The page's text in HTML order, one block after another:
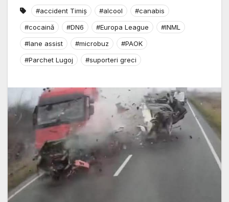
#accident Timiș #alcool
#canabis
#cocaină
#DN6 #Europa League
#INML
#lane assist
#microbuz
#PAOK
#Parchet Lugoj
#suporteri greci